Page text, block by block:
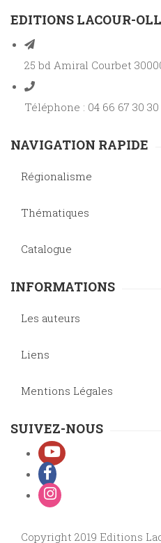
EDITIONS LACOUR-
25 bd Amiral Courbet
Téléphone : 04 66 67 30 30
NAVIGATION RAPIDE
Régionalisme
Thématiques
Catalogue
INFORMATIONS
Les auteurs
Liens
Mentions Légales
SUIVEZ-NOUS
Copyright 2019 Editions